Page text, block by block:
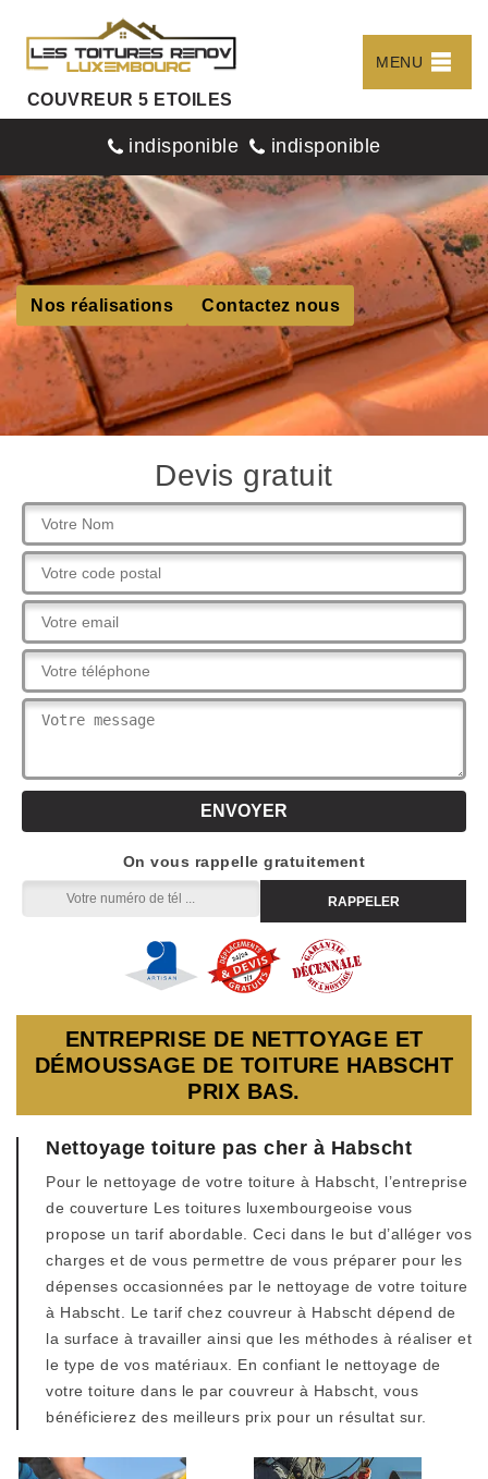
COUVREUR 5 ETOILES
MENU
indisponible indisponible
Nos réalisations Contactez nous
Devis gratuit
On vous rappelle gratuitement
ENTREPRISE DE NETTOYAGE ET
DÉMOUSSAGE DE TOITURE HABSCHT
PRIX BAS.
Nettoyage toiture pas cher à Habscht
Pour le nettoyage de votre toiture à Habscht, l’entreprise
de couverture Les toitures luxembourgeoise vous
propose un tarif abordable. Ceci dans le but d’alléger vos
charges et de vous permettre de vous préparer pour les
dépenses occasionnées par le nettoyage de votre toiture
à Habscht. Le tarif chez couvreur à Habscht dépend de
la surface à travailler ainsi que les méthodes à réaliser et
le type de vos matériaux. En confiant le nettoyage de
votre toiture dans le par couvreur à Habscht, vous
bénéficierez des meilleurs prix pour un résultat sur.